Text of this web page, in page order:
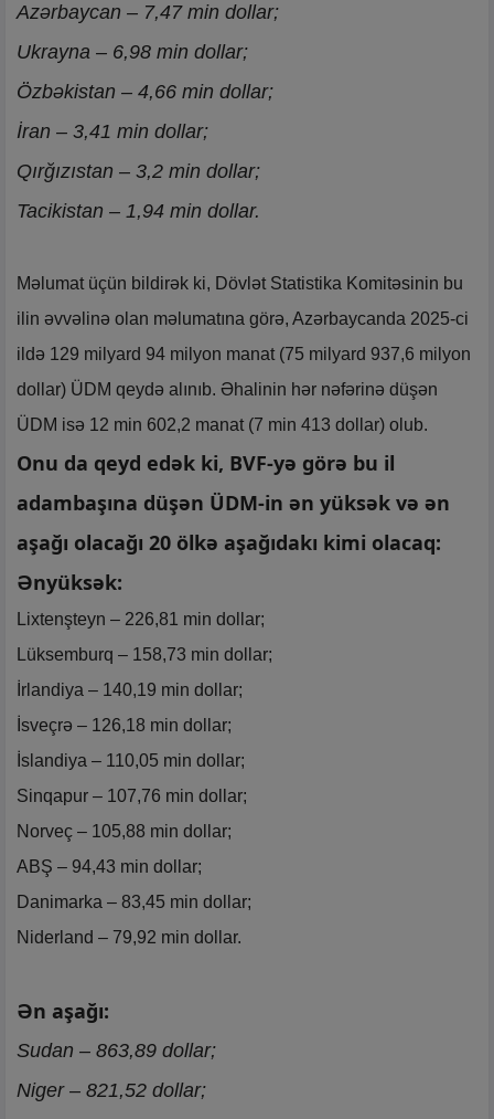
Azərbaycan – 7,47 min dollar;
Ukrayna – 6,98 min dollar;
Özbəkistan – 4,66 min dollar;
İran – 3,41 min dollar;
Qırğızıstan – 3,2 min dollar;
Tacikistan – 1,94 min dollar.
Məlumat üçün bildirək ki, Dövlət Statistika Komitəsinin bu
ilin əvvəlinə olan məlumatına görə, Azərbaycanda 2025-ci
ildə 129 milyard 94 milyon manat (75 milyard 937,6 milyon
dollar) ÜDM qeydə alınıb. Əhalinin hər nəfərinə düşən
ÜDM isə 12 min 602,2 manat (7 min 413 dollar) olub.
Onu da qeyd edək ki, BVF-yə görə bu il
adambaşına düşən ÜDM-in ən yüksək və ən
aşağı olacağı 20 ölkə aşağıdakı kimi olacaq:
Ənyüksək:
Lixtenşteyn – 226,81 min dollar;
Lüksemburq – 158,73 min dollar;
İrlandiya – 140,19 min dollar;
İsveçrə – 126,18 min dollar;
İslandiya – 110,05 min dollar;
Sinqapur – 107,76 min dollar;
Norveç – 105,88 min dollar;
ABŞ – 94,43 min dollar;
Danimarka – 83,45 min dollar;
Niderland – 79,92 min dollar.
Ən aşağı:
Sudan – 863,89 dollar;
Niger – 821,52 dollar;